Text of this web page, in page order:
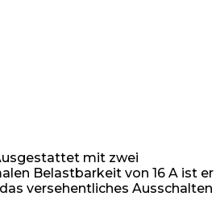
mit zwei
Belastbarkeit von 16 A ist er
versehentliches Ausschalten